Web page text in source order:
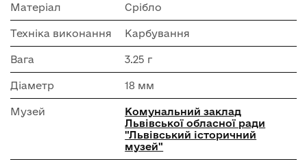
Матеріал Срібло
Техніка виконання Карбування
Вага 3.25 г
Діаметр 18 мм
Музей
Комунальний заклад
Львівської обласної ради
"Львівський історичний
музей"